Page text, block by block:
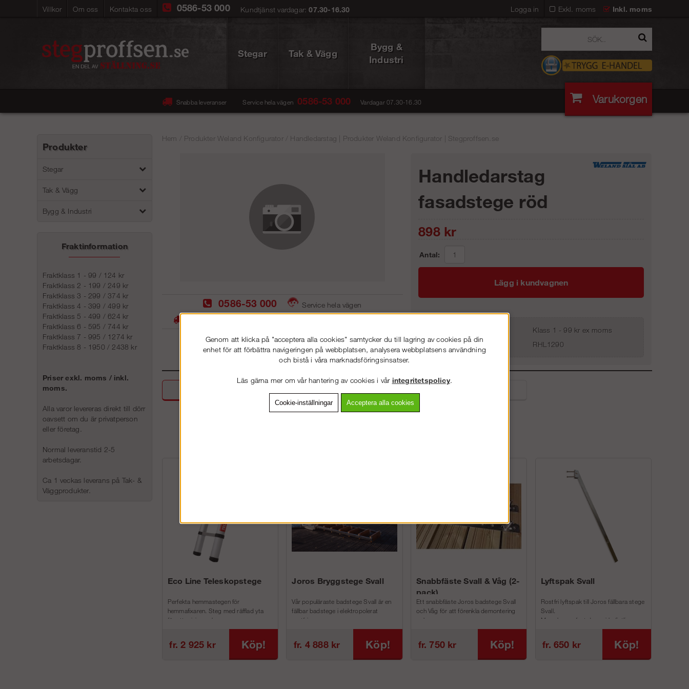
Villkor Om oss Kontakta oss Exkl. moms Inkl. moms
0586-53 000 Kundtjänst vardagar:07.30-16.30 Logga in
Stegar Tak & Vägg
Bygg &
Industri
Snabba leveranser Service hela vägen 0586-53 000 Vardagar 07.30-16.30 Varukorgen
Produkter
Stegar
Tak & Vägg
Bygg & Industri
Fraktinformation
Fraktklass 1 - 99 / 124 kr
Fraktklass 2 - 199 / 249 kr
Fraktklass 3 - 299 / 374 kr
Fraktklass 4 - 399 / 499 kr
Fraktklass 5 - 499 / 624 kr
Fraktklass 6 - 595 / 744 kr
Fraktklass 7 - 995 / 1274 kr
Fraktklass 8 - 1950 / 2438 kr
Priser exkl. moms / inkl.
moms.
Alla varor levereras direkt till dörr
oavsett om du är privatperson
eller företag.
Normal leveranstid 2-5
arbetsdagar.
Ca 1 veckas leverans på Tak- &
Väggprodukter.
Hem Produkter Weland Konfigurator/ Handledarstag | Produkter Weland Konfigurator | Stegproffsen.se
0586-53 000
Service hela vägen
Handledarstag
fasadstege röd
898kr
Antal:
Lägg i kundvagnen
Klass 1 - 99 kr ex moms
Artnr:
RHL1290
Detaljerad info
Eco Line Teleskopstege
Perfekta hemmastegen för
hemmafixaren. Steg med räfflad yta
för att minimera h...
fr. 2 925 kr Köp!
Joros Bryggstege Svall
Vår populäraste badstege Svall är en
fällbar badstege i elektropolerat
rostfri...
fr. 4 888 kr Köp!
Snabbfäste Svall & Våg (2-
pack)
Ett snabbfäste Joros badstege Svall
och Våg för att förenkla demontering
och m...
fr. 750 kr Köp!
Lyftspak Svall
Rostfri lyftspak till Joros fällbara stege
Svall.
Man skruvar fast denna i befintliga
fr. 650 kr Köp!
Genom att klicka på "acceptera alla cookies" samtycker du till lagring av cookies på din
enhet för att förbättra navigeringen på webbplatsen, analysera webbplatsens användning
och bistå i våra marknadsföringsinsatser.
Läs gärna mer om vår hantering av cookies i vår integritetspolicy.
Cookie-inställningar Acceptera alla cookies
VÄLKOMMEN TILL STEGPROFFSEN.SE